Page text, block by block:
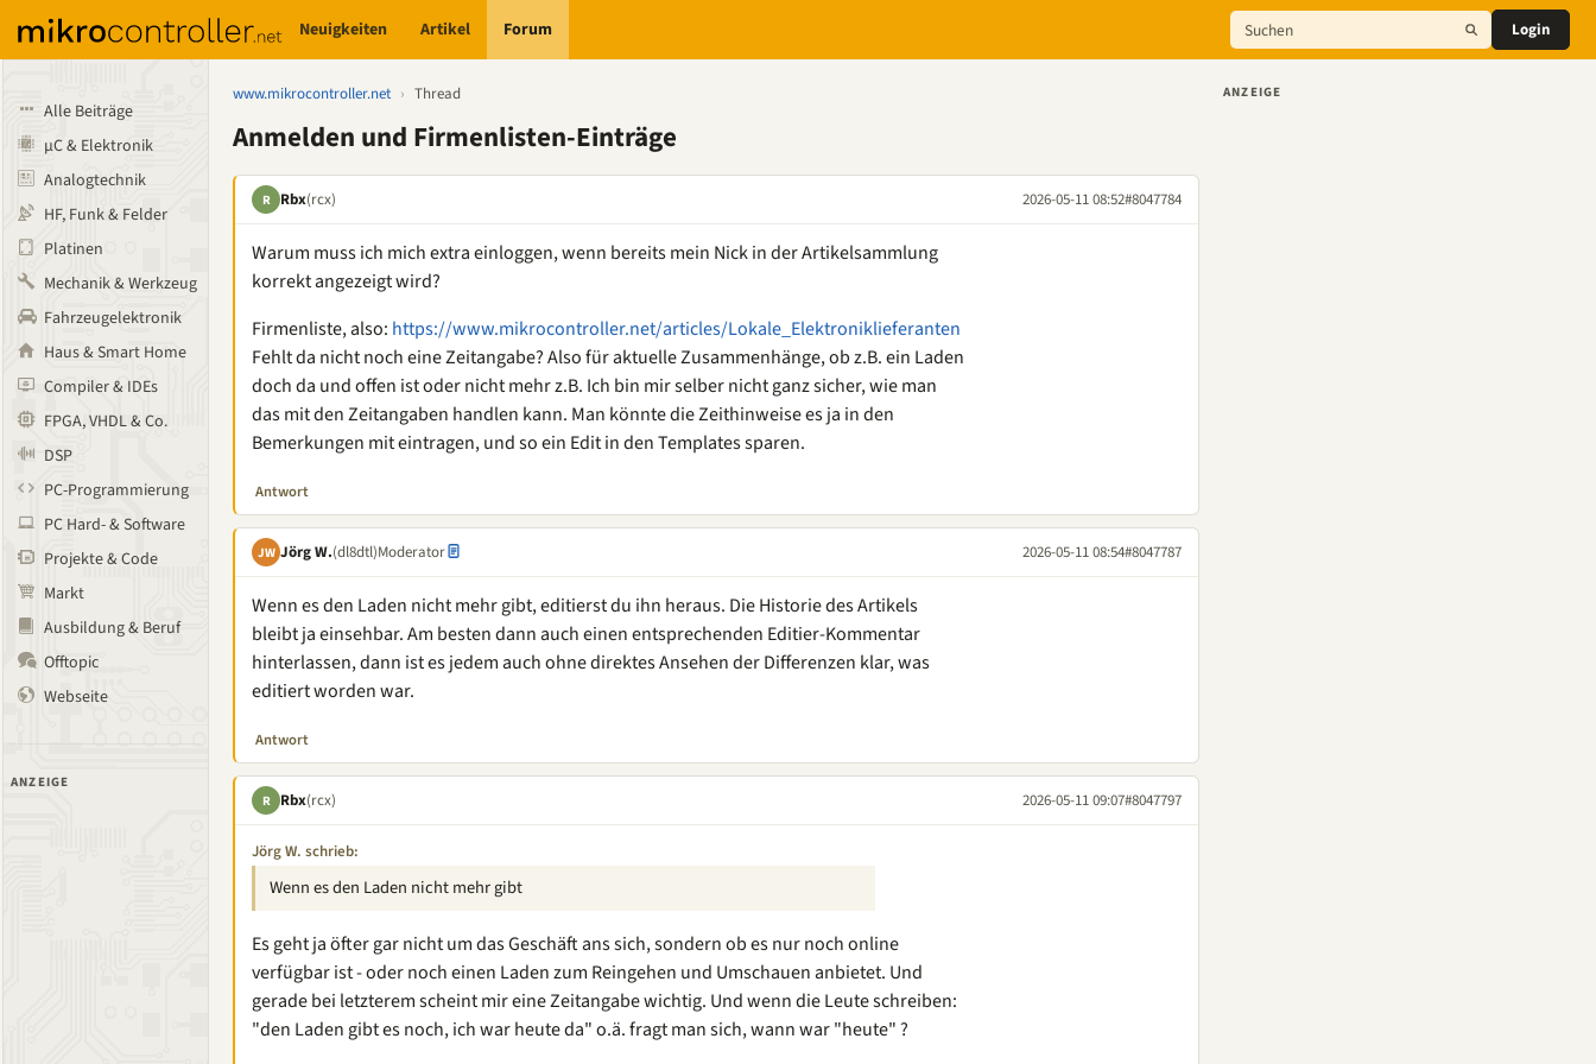
Neuigkeiten Artikel Forum Login
Alle Beiträge
µC & Elektronik
Analogtechnik
HF, Funk & Felder
Platinen
Mechanik & Werkzeug
Fahrzeugelektronik
Haus & Smart Home
Compiler & IDEs
FPGA, VHDL & Co.
DSP
PC-Programmierung
PC Hard- & Software
Projekte & Code
Markt
Ausbildung & Beruf
Offtopic
Webseite
ANZEIGE
www.mikrocontroller.net › Thread
Anmelden und Firmenlisten-Einträge
R Rbx(rcx) 2026-05-11 08:52#8047784
Warum muss ich mich extra einloggen, wenn bereits mein Nick in der Artikelsammlung
korrekt angezeigt wird?
Firmenliste, also: https://www.mikrocontroller.net/articles/Lokale_Elektroniklieferanten
Fehlt da nicht noch eine Zeitangabe? Also für aktuelle Zusammenhänge, ob z.B. ein Laden
doch da und offen ist oder nicht mehr z.B. Ich bin mir selber nicht ganz sicher, wie man
das mit den Zeitangaben handlen kann. Man könnte die Zeithinweise es ja in den
Bemerkungen mit eintragen, und so ein Edit in den Templates sparen.
Antwort
JW Jörg W.(dl8dtl)Moderator 2026-05-11 08:54#8047787
Wenn es den Laden nicht mehr gibt, editierst du ihn heraus. Die Historie des Artikels
bleibt ja einsehbar. Am besten dann auch einen entsprechenden Editier-Kommentar
hinterlassen, dann ist es jedem auch ohne direktes Ansehen der Differenzen klar, was
editiert worden war.
Antwort
R Rbx(rcx) 2026-05-11 09:07#8047797
Jörg W. schrieb:
Wenn es den Laden nicht mehr gibt
Es geht ja öfter gar nicht um das Geschäft ans sich, sondern ob es nur noch online
verfügbar ist - oder noch einen Laden zum Reingehen und Umschauen anbietet. Und
gerade bei letzterem scheint mir eine Zeitangabe wichtig. Und wenn die Leute schreiben:
"den Laden gibt es noch, ich war heute da" o.ä. fragt man sich, wann war "heute" ?
ANZEIGE